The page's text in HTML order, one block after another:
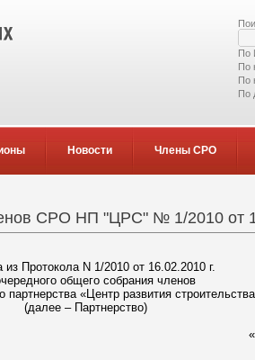
По
По
По
По
Новости Члены СРО
СРО НП "ЦРС" № 1/2010 от
из Протокола N 1/2010 от 16.02.2010 г.
общего собрания членов
партнерства «Центр развития
(далее – Партнерство)
февраля